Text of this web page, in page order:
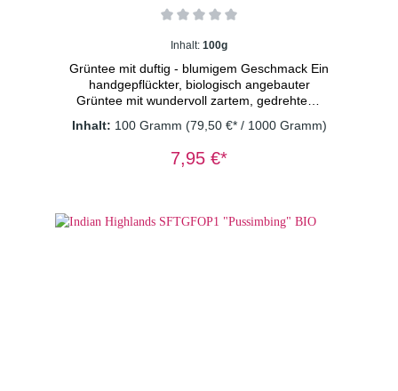
Inhalt: 100g
Grüntee mit duftig - blumigem Geschmack Ein
handgepflückter, biologisch angebauter
Grüntee mit wundervoll zartem, gedrehtem,
hinaus durch seinen duftig-blumigen,
DE-ÖKO-003 Dosierung: 1 TL/Tasse
Inhalt: 100 Gramm (79,50 €* / 1000 Gramm)
7,95 €*